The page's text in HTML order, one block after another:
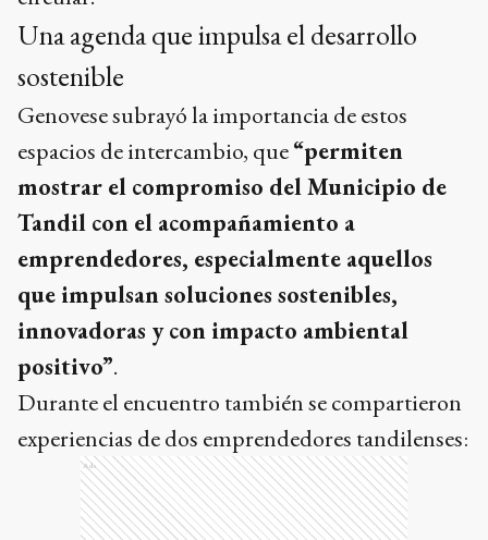
Una agenda que impulsa el desarrollo
sostenible
Genovese subrayó la importancia de estos
espacios de intercambio, que“permiten
mostrar el compromiso del Municipio de
Tandil con el acompañamiento a
emprendedores, especialmente aquellos
que impulsan soluciones sostenibles,
innovadoras y con impacto ambiental
positivo”.
Durante el encuentro también se compartieron
experiencias de dos emprendedores tandilenses:
Ads